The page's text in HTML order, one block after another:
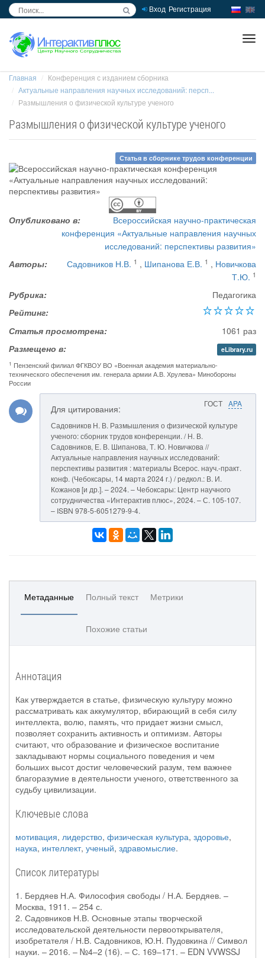
Вход Регистрация
Главная
Конференция с изданием сборника
Актуальные направления научных исследований: персп...
Размышления о физической культуре ученого
Размышления о физической культуре ученого
Статья в сборнике трудов конференции
Опубликовано в:
Всероссийская научно-практическая
конференция «Актуальные направления научных
исследований: перспективы развития»
Авторы:
Садовников Н.В. 1 , Шипанова Е.В. 1 , Новичкова
Т.Ю. 1
Рубрика:
Педагогика
Рейтинг:
Статья просмотрена:
1061 раз
Размещено в:
eLibrary.ru
1 Пензенский филиал ФГКВОУ ВО «Военная академия материально-
технического обеспечения им. генерала армии А.В. Хрулева» Минобороны
России
ГОСТ APA
Для цитирования:
Садовников Н. В. Размышления о физической культуре
ученого: сборник трудов конференции. / Н. В.
Садовников, Е. В. Шипанова, Т. Ю. Новичкова //
Актуальные направления научных исследований:
перспективы развития : материалы Всерос. науч.-практ.
конф. (Чебоксары, 14 марта 2024 г.) / редкол.: В. И.
Кожанов [и др.]. – 2024. – Чебоксары: Центр научного
сотрудничества «Интерактив плюс», 2024. – С. 105-107.
– ISBN 978-5-6051279-9-4.
Метаданные Полный текст Метрики
Похожие статьи
Аннотация
Как утверждается в статье, физическую культуру можно
рассматривать как аккумулятор, вбирающий в себя силу
интеллекта, волю, память, что придает жизни смысл,
позволяет сохранить активность и оптимизм. Авторы
считают, что образование и физическое воспитание
закладывают нормы социального поведения и чем
больших высот достиг человеческий разум, тем важнее
благоразумие в деятельности ученого, ответственного за
судьбу цивилизации.
Ключевые слова
мотивация, лидерство, физическая культура, здоровье,
наука, интеллект, ученый, здравомыслие.
Список литературы
1. Бердяев Н.А. Философия свободы / Н.А. Бердяев. –
Москва, 1911. – 254 с.
2. Садовников Н.В. Основные этапы творческой
исследовательской деятельности первооткрывателя,
изобретателя / Н.В. Садовников, Ю.Н. Пудовкина // Символ
науки. – 2016. – №4–2 (16). – С. 169–171. – EDN VVWSSJ